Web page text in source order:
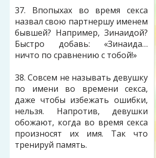
37. Впопыхах во время секса
назвал свою партнершу именем
бывшей? Например, Зинаидой?
Быстро добавь: «Зинаида…
ничто по сравнению с тобой!»
38. Совсем не называть девушку
по имени во времени секса,
даже чтобы избежать ошибки,
нельзя. Напротив, девушки
обожают, когда во время секса
произносят их имя. Так что
тренируй память.